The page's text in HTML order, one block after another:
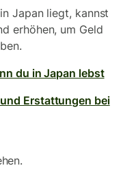
Japan liegt, kannst
erhöhen, um Geld
du in Japan lebst
Erstattungen bei